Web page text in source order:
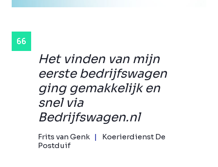
Het vinden van mijn
eerste bedrijfswagen
ging gemakkelijk en
snel via
Bedrijfswagen.nl
Frits van Genk
Koerierdienst De
Postduif